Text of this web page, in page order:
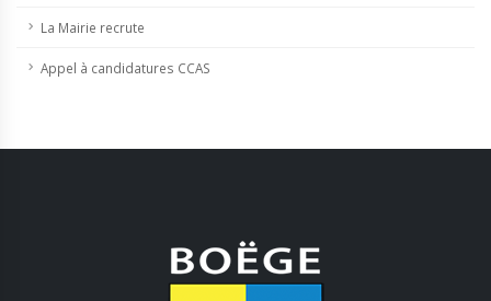
La Mairie recrute
Appel à candidatures CCAS